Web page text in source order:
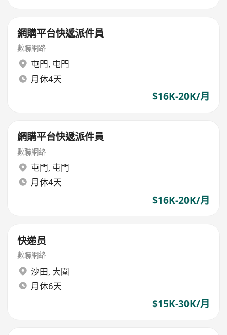
網購平台快遞派件員
數聯網路
屯門, 屯門
月休4天
$16K-20K/月
網購平台快遞派件員
數聯網絡
屯門, 屯門
月休4天
$16K-20K/月
快递员
數聯網絡
沙田, 大圍
月休6天
$15K-30K/月